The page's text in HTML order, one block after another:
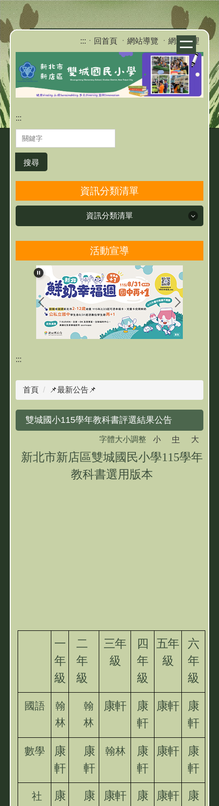
跳
到
主
要
內
容
區
::: ㆍ回首頁 ㆍ網站導覽 ㆍ網站管理
:::
搜尋
資訊分類清單
資訊分類清單
雙城團隊
最新消息
親師生研習及活動
教育相關資源
成果網站
雙城資訊專區
學習扶助專區
活動宣導
:::
首頁 📌最新公告📌
雙城國小115學年教科書評選結果公告
字體大小調整 小 中 大
新北市新店區雙城國民小學115學年
教科書選用版本
一
年
級
二
年
級
三年
級
四
年
級
五年
級
六
年
級
國語
翰
林
翰
林
康軒
康
軒
康軒
康
軒
數學
康
軒
康
軒
翰林
康
軒
康軒
康
軒
社
康
康
康軒
康
康軒
康